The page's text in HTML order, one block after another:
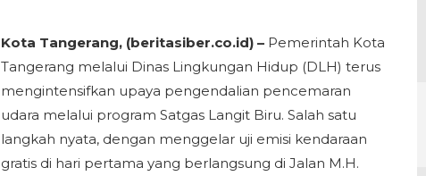
Kota Tangerang, (beritasiber.co.id) – Pemerintah Kota
Tangerang melalui Dinas Lingkungan Hidup (DLH) terus
mengintensifkan upaya pengendalian pencemaran
udara melalui program Satgas Langit Biru. Salah satu
langkah nyata, dengan menggelar uji emisi kendaraan
gratis di hari pertama yang berlangsung di Jalan M.H.